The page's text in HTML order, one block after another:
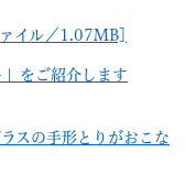
イル／1.07MB]
をご紹介します
スの手形とりがおこな